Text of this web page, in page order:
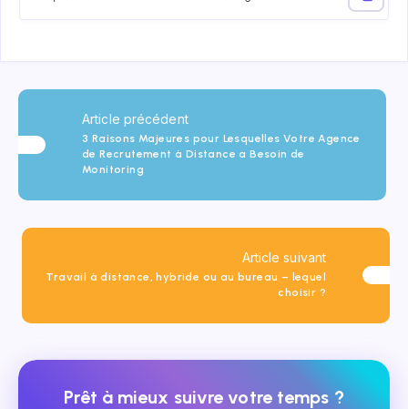
Article précédent
3 Raisons Majeures pour Lesquelles Votre Agence
de Recrutement à Distance a Besoin de
Monitoring
Article suivant
Travail à distance, hybride ou au bureau – lequel
choisir ?
Prêt à mieux suivre votre temps ?